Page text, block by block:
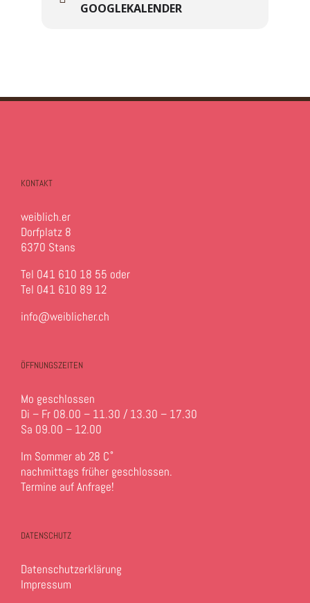
GOOGLEKALENDER
KONTAKT
weiblich.er
Dorfplatz 8
6370 Stans
Tel 041 610 18 55 oder
Tel 041 610 89 12
info@weiblicher.ch
ÖFFNUNGSZEITEN
Mo geschlossen
Di – Fr 08.00 – 11.30 / 13.30 – 17.30
Sa 09.00 – 12.00
Im Sommer ab 28 C˚
nachmittags früher geschlossen.
Termine auf Anfrage!
DATENSCHUTZ
Datenschutzerklärung
Impressum